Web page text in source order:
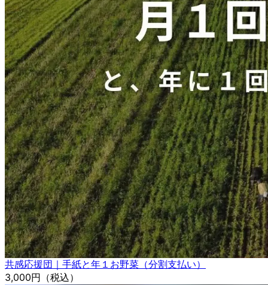
共感応援団｜手紙と年１お野菜（分割支払い）
3,000円 （税込）